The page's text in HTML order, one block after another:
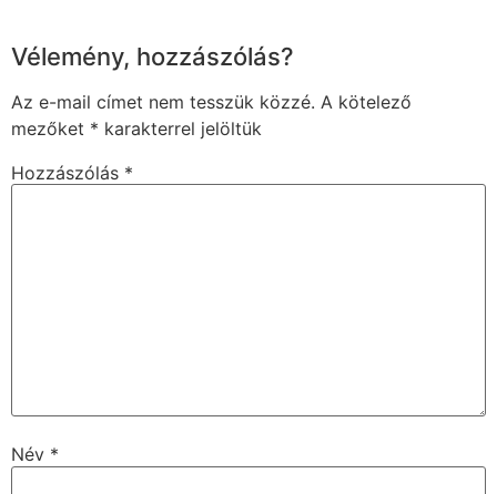
Vélemény, hozzászólás?
Az e-mail címet nem tesszük közzé. A kötelező
mezőket * karakterrel jelöltük
Hozzászólás *
Név *